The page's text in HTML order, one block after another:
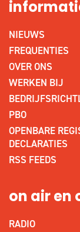
NIEUWS
FREQUENTIES
OVER ONS
WERKEN BIJ
PBO
OPENBARE
DECLARATIES
RSS FEEDS
on air en
RADIO